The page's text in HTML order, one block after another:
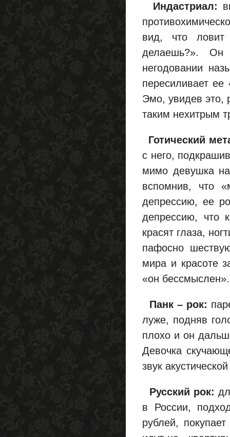
Индастриал:
вид, что
делаешь?».
негодовании
пересиливает
Эмо, увидев это,
таким нехитрым
Готический
с него,
мимо девушка
вспомнив, что
депрессию, ее
депрессию, что
красят глаза,
пафосно
мира и красоте
«он бессмыслен».
Панк – рок:
луже, подняв
плохо и он
Девочка
звук
Русский рок:
в России,
рублей,